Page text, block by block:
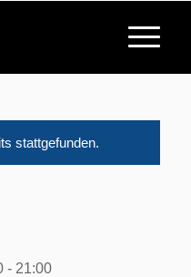
stattgefunden.
- 21:00